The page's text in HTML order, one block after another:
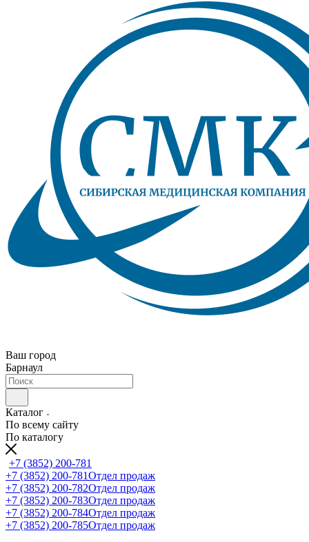
Ваш город
Барнаул
Каталог
По всему сайту
По каталогу
+7 (3852) 200-781
+7 (3852) 200-781Отдел продаж
+7 (3852) 200-782Отдел продаж
+7 (3852) 200-783Отдел продаж
+7 (3852) 200-784Отдел продаж
+7 (3852) 200-785Отдел продаж